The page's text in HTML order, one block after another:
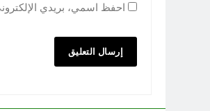
احفظ اسمي، بريدي